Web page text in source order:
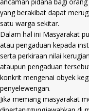
yang berakibat dapat
satu warga sekitar.
Dalam hal ini Masyarakat
atau pengaduan kepada
serta perkiraan nilai
ataupun pengaduan
konkrit mengenai obyek
penyelewengan.
Jika memang masyarakat